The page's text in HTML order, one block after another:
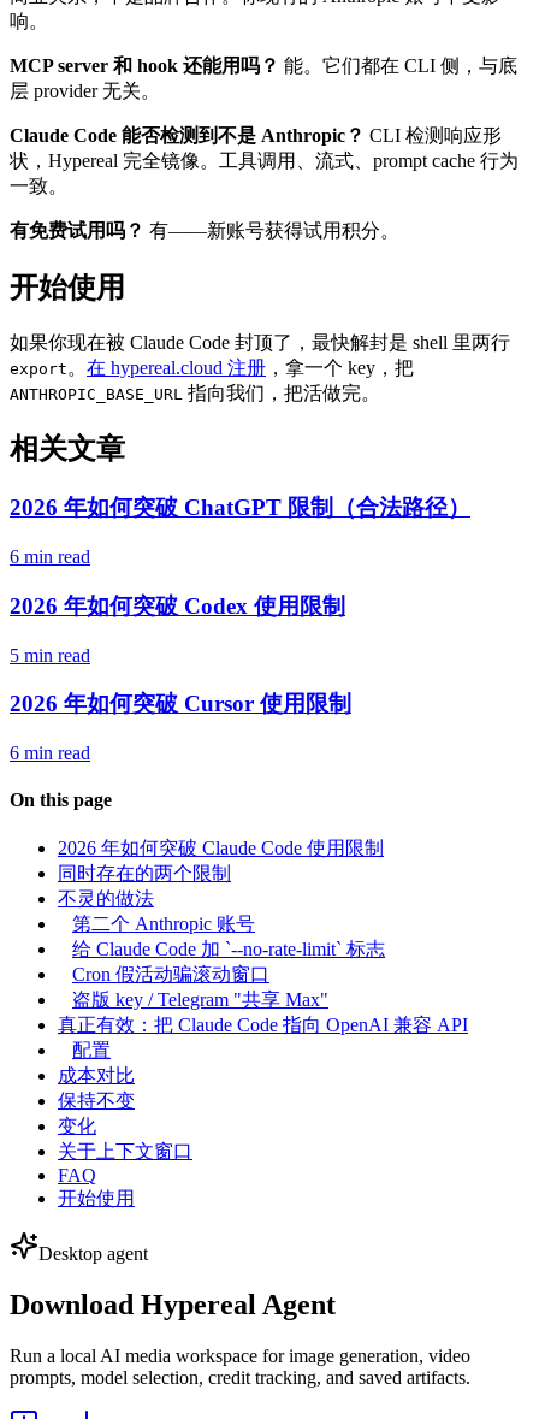
响。
MCP server 和 hook 还能用吗？ 能。它们都在 CLI 侧，与底
层 provider 无关。
Claude Code 能否检测到不是 Anthropic？ CLI 检测响应形
状，Hypereal 完全镜像。工具调用、流式、prompt cache 行为
一致。
有免费试用吗？ 有——新账号获得试用积分。
开始使用
如果你现在被 Claude Code 封顶了，最快解封是 shell 里两行
export 。 在 hypereal.cloud 注册 ，拿一个 key，把
ANTHROPIC_BASE_URL 指向我们，把活做完。
相关文章
2026 年如何突破 ChatGPT 限制（合法路径）
6 min read
2026 年如何突破 Codex 使用限制
5 min read
2026 年如何突破 Cursor 使用限制
6 min read
On this page
2026 年如何突破 Claude Code 使用限制
同时存在的两个限制
不灵的做法
第二个 Anthropic 账号
给 Claude Code 加 `--no-rate-limit` 标志
Cron 假活动骗滚动窗口
盗版 key / Telegram "共享 Max"
真正有效：把 Claude Code 指向 OpenAI 兼容 API
配置
成本对比
保持不变
变化
关于上下文窗口
FAQ
开始使用
Desktop agent
Download Hypereal Agent
Run a local AI media workspace for image generation, video
prompts, model selection, credit tracking, and saved artifacts.